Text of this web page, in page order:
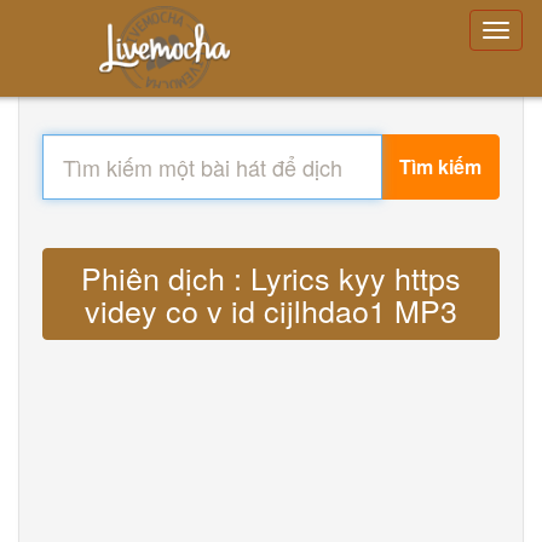
Tìm kiếm
Phiên dịch : Lyrics kyy https
videy co v id cijlhdao1 MP3